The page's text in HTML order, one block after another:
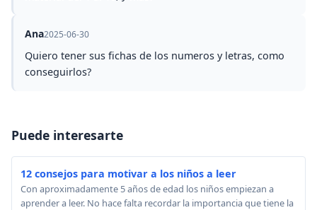
Ana2025-06-30
Quiero tener sus fichas de los numeros y letras, como
conseguirlos?
Puede interesarte
12 consejos para motivar a los niños a leer
Con aproximadamente 5 años de edad los niños empiezan a
aprender a leer. No hace falta recordar la importancia que tiene la